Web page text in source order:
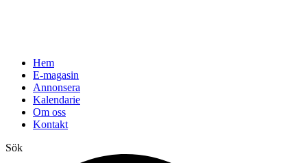
Hem
E-magasin
Annonsera
Kalendarie
Om oss
Kontakt
Sök